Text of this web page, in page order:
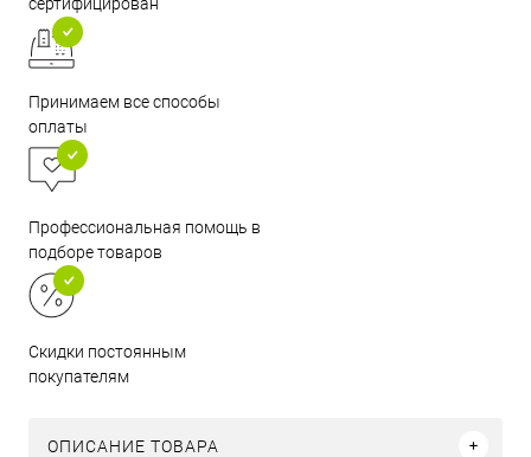
Принимаем все способы
оплаты
Профессиональная помощь в
подборе товаров
Скидки постоянным
покупателям
ОПИСАНИЕ ТОВАРА